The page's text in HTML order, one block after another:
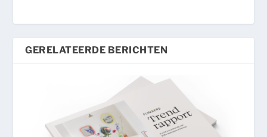
GERELATEERDE BERICHTEN